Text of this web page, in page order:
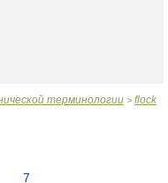
терминологии > flock
7